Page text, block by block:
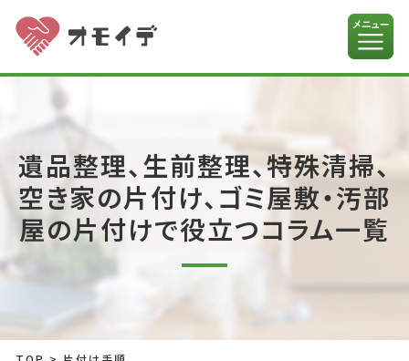
遺品整理、生前整理、特殊清掃、
空き家の片付け、ゴミ屋敷・汚部
屋の片付けで役立つコラム一覧